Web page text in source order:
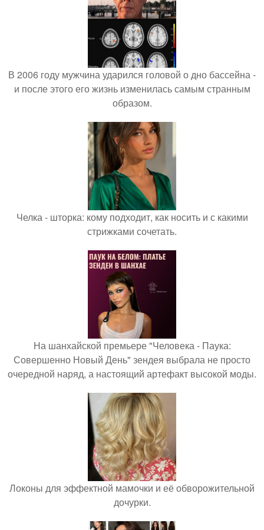
В 2006 году мужчина ударился головой о дно бассейна -
и после этого его жизнь изменилась самым странным
образом.
Челка - шторка: кому подходит, как носить и с какими
стрижками сочетать.
На шанхайской премьере "Человека - Паука:
Совершенно Новый День" зендея выбрала не просто
очередной наряд, а настоящий артефакт высокой моды.
Локоны для эффектной мамочки и её обворожительной
дочурки.